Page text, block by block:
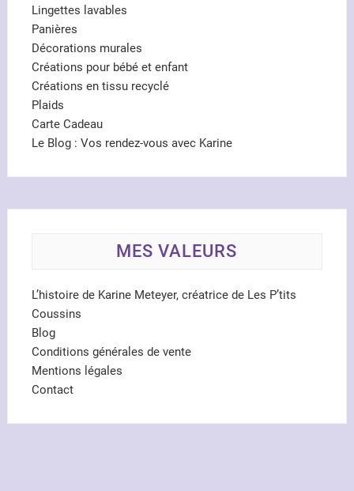
Lingettes lavables
Panières
Décorations murales
Créations pour bébé et enfant
Créations en tissu recyclé
Plaids
Carte Cadeau
Le Blog : Vos rendez-vous avec Karine
MES VALEURS
L’histoire de Karine Meteyer, créatrice de Les P’tits
Coussins
Blog
Conditions générales de vente
Mentions légales
Contact